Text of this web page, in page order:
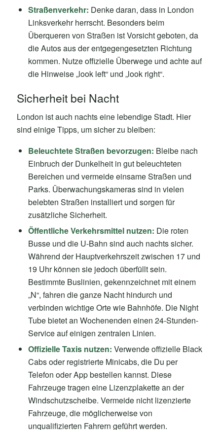
Straßenverkehr: Denke daran, dass in London
Linksverkehr herrscht. Besonders beim
Überqueren von Straßen ist Vorsicht geboten, da
die Autos aus der entgegengesetzten Richtung
kommen. Nutze offizielle Überwege und achte auf
die Hinweise „look left“ und „look right“.
Sicherheit bei Nacht
London ist auch nachts eine lebendige Stadt. Hier
sind einige Tipps, um sicher zu bleiben:
Beleuchtete Straßen bevorzugen: Bleibe nach
Einbruch der Dunkelheit in gut beleuchteten
Bereichen und vermeide einsame Straßen und
Parks. Überwachungskameras sind in vielen
belebten Straßen installiert und sorgen für
zusätzliche Sicherheit.
Öffentliche Verkehrsmittel nutzen: Die roten
Busse und die U-Bahn sind auch nachts sicher.
Während der Hauptverkehrszeit zwischen 17 und
19 Uhr können sie jedoch überfüllt sein.
Bestimmte Buslinien, gekennzeichnet mit einem
„N“, fahren die ganze Nacht hindurch und
verbinden wichtige Orte wie Bahnhöfe. Die Night
Tube bietet an Wochenenden einen 24-Stunden-
Service auf einigen zentralen Linien.
Offizielle Taxis nutzen: Verwende offizielle Black
Cabs oder registrierte Minicabs, die Du per
Telefon oder App bestellen kannst. Diese
Fahrzeuge tragen eine Lizenzplakette an der
Windschutzscheibe. Vermeide nicht lizenzierte
Fahrzeuge, die möglicherweise von
unqualifizierten Fahrern geführt werden.